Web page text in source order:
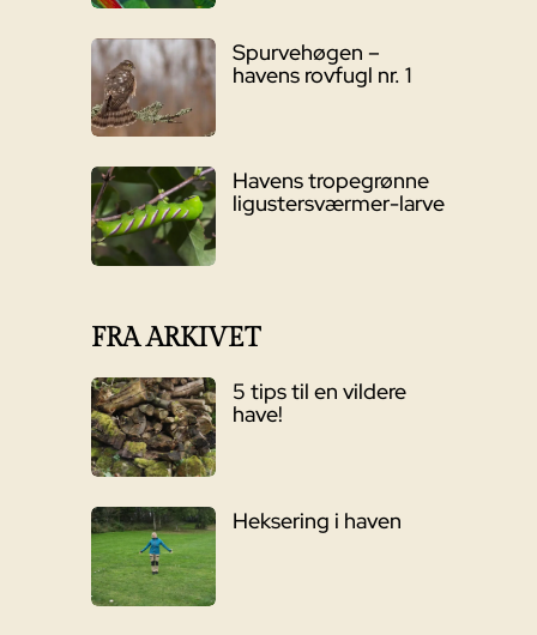
Spurvehøgen –
havens rovfugl nr. 1
Havens tropegrønne
ligustersværmer-larve
FRA ARKIVET
5 tips til en vildere
have!
Heksering i haven